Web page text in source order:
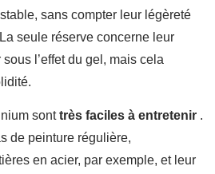
sans compter leur légèreté
seule réserve concerne leur
l’effet du gel, mais cela
sonttrès faciles à entretenir .
de peinture régulière,
en acier, par exemple, et leur